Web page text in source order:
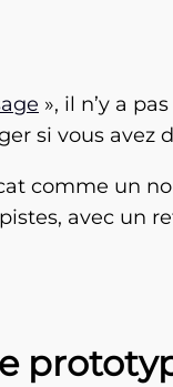
», il n’y a
si vous avez
comme un
avec un